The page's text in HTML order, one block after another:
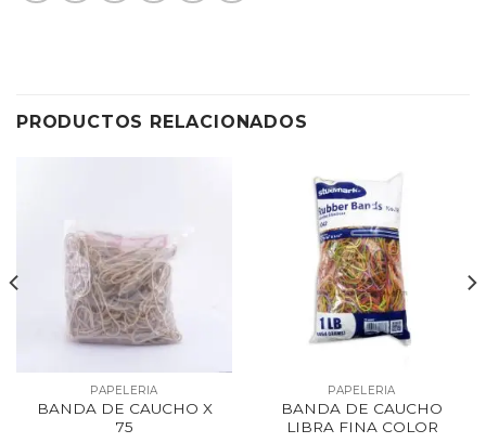
PRODUCTOS RELACIONADOS
PAPELERIA
BANDA DE CAUCHO X
75
PAPELERIA
BANDA DE CAUCHO
LIBRA FINA COLOR